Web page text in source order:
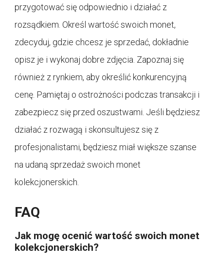
przygotować się odpowiednio i działać z
rozsądkiem. Określ wartość swoich monet,
zdecyduj, gdzie chcesz je sprzedać, dokładnie
opisz je i wykonaj dobre zdjęcia. Zapoznaj się
również z rynkiem, aby określić konkurencyjną
cenę. Pamiętaj o ostrożności podczas transakcji i
zabezpiecz się przed oszustwami. Jeśli będziesz
działać z rozwagą i skonsultujesz się z
profesjonalistami, będziesz miał większe szanse
na udaną sprzedaż swoich monet
kolekcjonerskich.
FAQ
Jak mogę ocenić wartość swoich monet
kolekcjonerskich?